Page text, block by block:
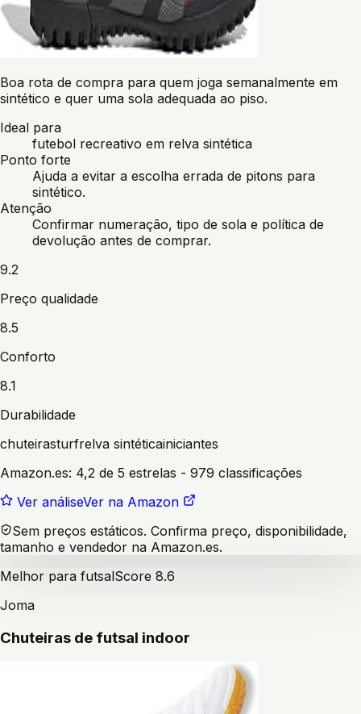
Boa rota de compra para quem joga semanalmente em
sintético e quer uma sola adequada ao piso.
Ideal para
futebol recreativo em relva sintética
Ponto forte
Ajuda a evitar a escolha errada de pitons para
sintético.
Atenção
Confirmar numeração, tipo de sola e política de
devolução antes de comprar.
9.2
Preço qualidade
8.5
Conforto
8.1
Durabilidade
chuteirasturfrelva sintéticainiciantes
Amazon.es: 4,2 de 5 estrelas - 979 classificações
Ver análiseVer na Amazon
Sem preços estáticos. Confirma preço, disponibilidade,
tamanho e vendedor na Amazon.es.
Melhor para futsalScore 8.6
Joma
Chuteiras de futsal indoor